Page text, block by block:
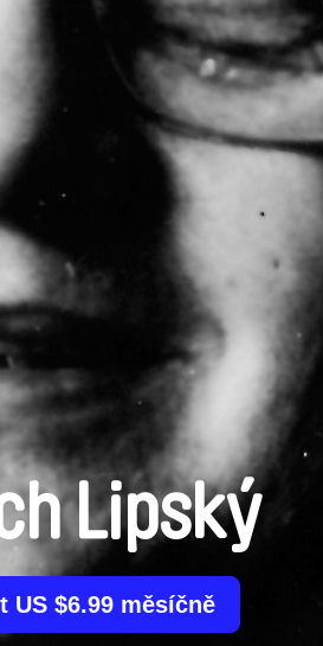
Lipský
US $6.99 měsíčně